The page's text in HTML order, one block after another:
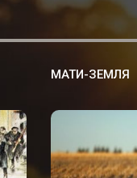
МАТИ-ЗЕМЛЯ